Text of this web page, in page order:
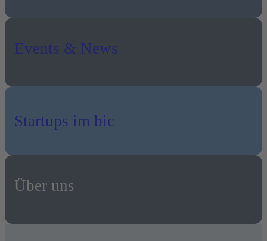
Events & News
Startups im bic
Über uns